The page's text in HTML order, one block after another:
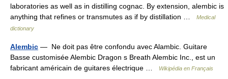
laboratories as well as in distilling cognac. By extension, alembic is
anything that refines or transmutes as if by distillation …
Medical
dictionary
Alembic — Ne doit pas être confondu avec Alambic. Guitare
Basse customisée Alembic Dragon s Breath Alembic Inc., est un
fabricant américain de guitares électrique …
Wikipédia en Français